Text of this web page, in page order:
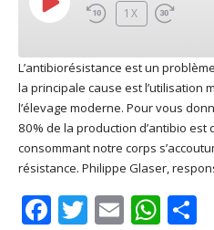
PLAY
EPISODE
1X
Apple Podcasts
Google Play
Podcast Addict
RSS FEED
SHARE
LINK
EMBED
L’antibiorésistance est un
la principale cause est l’utilisation
l’élevage moderne. Pour vous
80% de la production d’antibio
consommant notre corps
résistance. Philippe Glaser,
Facebook
Twitter
Email